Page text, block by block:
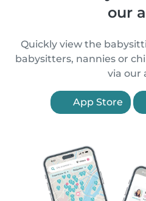
our
Quickly view the
babysitters, nannies or
via our
App Store